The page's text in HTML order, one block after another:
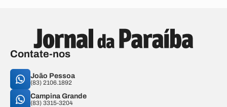
Contate-nos
João Pessoa
(83) 2106.1892
Campina Grande
(83) 3315-3204